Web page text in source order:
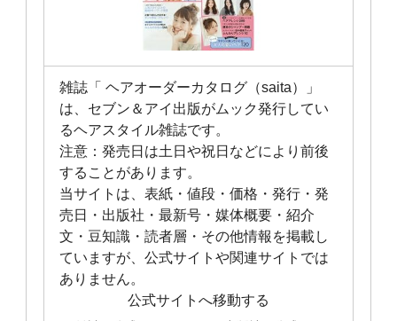
雑誌「 ヘアオーダーカタログ（saita）」
は、セブン＆アイ出版がムック発行してい
るヘアスタイル雑誌です。
注意：発売日は土日や祝日などにより前後
することがあります。
当サイトは、表紙・値段・価格・発行・発
売日・出版社・最新号・媒体概要・紹介
文・豆知識・読者層・その他情報を掲載し
ていますが、公式サイトや関連サイトでは
ありません。
公式サイトへ移動する